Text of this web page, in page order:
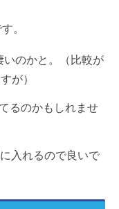
。
のかと。（比較が
が）
るのかもしれませ
入れるので良いで